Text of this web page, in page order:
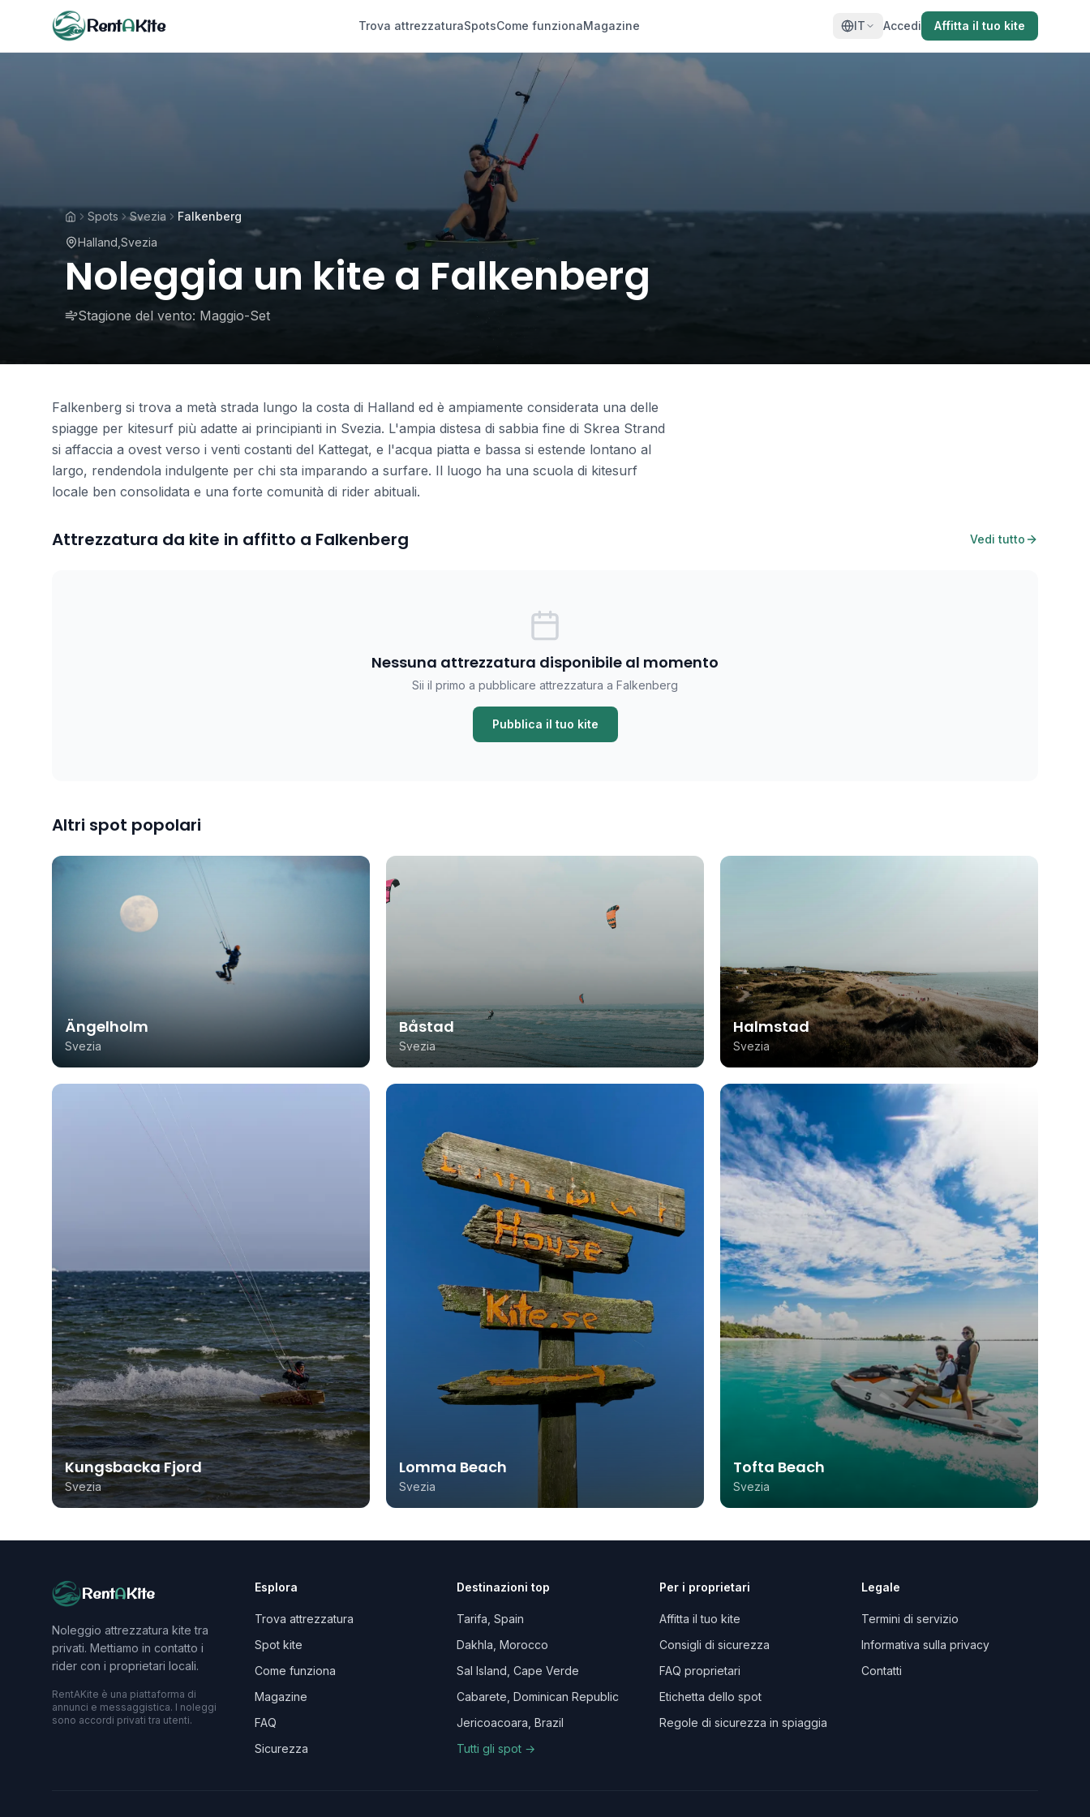
RentAKite Trova attrezzaturaSpotsCome funzionaMagazine IT Accedi Affitta il tuo kite
Spots Svezia
Falkenberg
Halland Svezia
Noleggia un kite a Falkenberg
Stagione del vento: Maggio-Set
Falkenberg si trova a metà strada lungo la costa di Halland ed è ampiamente considerata una delle
spiagge per kitesurf più adatte ai principianti in Svezia. L'ampia distesa di sabbia fine di Skrea Strand
si affaccia a ovest verso i venti costanti del Kattegat, e l'acqua piatta e bassa si estende lontano al
largo, rendendola indulgente per chi sta imparando a surfare. Il luogo ha una scuola di kitesurf
locale ben consolidata e una forte comunità di rider abituali.
Attrezzatura da kite in affitto a Falkenberg Vedi tutto
Nessuna attrezzatura disponibile al momento
Sii il primo a pubblicare attrezzatura a Falkenberg
Pubblica il tuo kite
Altri spot popolari
Ängelholm
Svezia
Båstad
Svezia
Halmstad
Svezia
Kungsbacka Fjord
Svezia
Lomma Beach
Svezia
Tofta Beach
Svezia
RentAKite
Noleggio attrezzatura kite tra
privati. Mettiamo in contatto i
rider con i proprietari locali.
RentAKite è una piattaforma di
annunci e messaggistica. I noleggi
sono accordi privati tra utenti.
Esplora
Trova attrezzatura
Spot kite
Come funziona
Magazine
FAQ
Sicurezza
Destinazioni top
Tarifa, Spain
Dakhla, Morocco
Sal Island, Cape Verde
Cabarete, Dominican Republic
Jericoacoara, Brazil
Tutti gli spot →
Per i proprietari
Affitta il tuo kite
Consigli di sicurezza
FAQ proprietari
Etichetta dello spot
Regole di sicurezza in spiaggia
Legale
Termini di servizio
Informativa sulla privacy
Contatti